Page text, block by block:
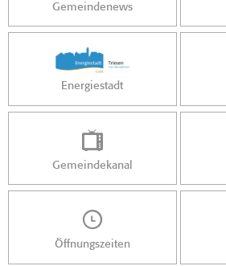
Gemeindenews
Energiestadt
Gemeindekanal
Öffnungszeiten